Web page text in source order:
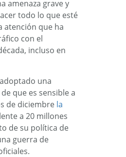
amenaza grave y
todo lo que esté
atención que ha
con el
incluso en
una
que es sensible a
de diciembre la
a 20 millones
de su política de
guerra de